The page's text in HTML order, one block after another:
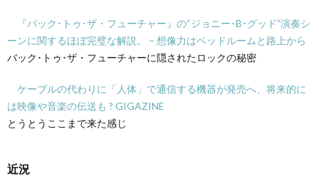
『バック･トゥ･ザ・フューチャー』の“ジョニー･B･グッド”演奏シ
ーンに関するほぼ完璧な解説。 – 想像力はベッドルームと路上から
バック･トゥ･ザ・フューチャーに隠されたロックの秘密
ケーブルの代わりに「人体」で通信する機器が発売へ、将来的に
は映像や音楽の伝送も ? GIGAZINE
とうとうここまで来た感じ
近況